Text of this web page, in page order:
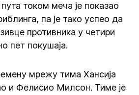
током меча је показао
па је тако успео да
противника у четири
пет покушаја.
мрежу тима Хансија
и Фелисио Милсон. Тиме је